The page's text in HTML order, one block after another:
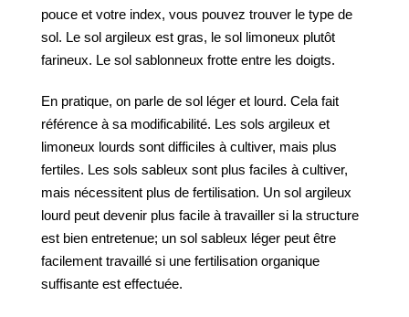
pouce et votre index, vous pouvez trouver le type de
sol. Le sol argileux est gras, le sol limoneux plutôt
farineux. Le sol sablonneux frotte entre les doigts.
En pratique, on parle de sol léger et lourd. Cela fait
référence à sa modificabilité. Les sols argileux et
limoneux lourds sont difficiles à cultiver, mais plus
fertiles. Les sols sableux sont plus faciles à cultiver,
mais nécessitent plus de fertilisation. Un sol argileux
lourd peut devenir plus facile à travailler si la structure
est bien entretenue; un sol sableux léger peut être
facilement travaillé si une fertilisation organique
suffisante est effectuée.